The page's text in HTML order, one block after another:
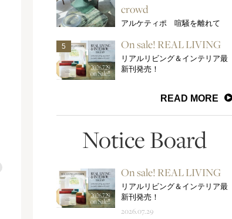
crowd
アルケティポ 喧騒を離れて
5 On sale! REAL LIVING
リアルリビング＆インテリア最
新刊発売！
READ MORE
Notice Board
On sale! REAL LIVING
リアルリビング＆インテリア最
新刊発売！
2026.07.29